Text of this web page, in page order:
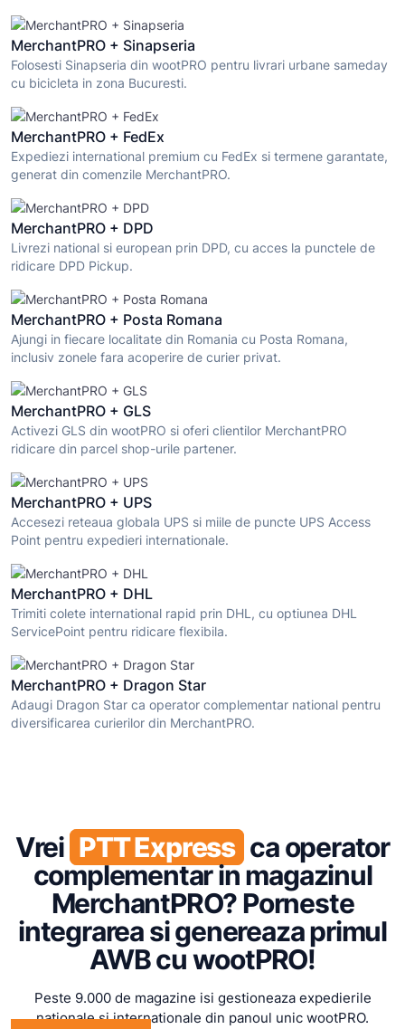
MerchantPRO + Sinapseria
Folosesti Sinapseria din wootPRO pentru livrari urbane sameday
cu bicicleta in zona Bucuresti.
MerchantPRO + FedEx
Expediezi international premium cu FedEx si termene garantate,
generat din comenzile MerchantPRO.
MerchantPRO + DPD
Livrezi national si european prin DPD, cu acces la punctele de
ridicare DPD Pickup.
MerchantPRO + Posta Romana
Ajungi in fiecare localitate din Romania cu Posta Romana,
inclusiv zonele fara acoperire de curier privat.
MerchantPRO + GLS
Activezi GLS din wootPRO si oferi clientilor MerchantPRO
ridicare din parcel shop-urile partener.
MerchantPRO + UPS
Accesezi reteaua globala UPS si miile de puncte UPS Access
Point pentru expedieri internationale.
MerchantPRO + DHL
Trimiti colete international rapid prin DHL, cu optiunea DHL
ServicePoint pentru ridicare flexibila.
MerchantPRO + Dragon Star
Adaugi Dragon Star ca operator complementar national pentru
diversificarea curierilor din MerchantPRO.
Vrei PTT Express ca operator
complementar in magazinul
MerchantPRO? Porneste
integrarea si genereaza primul
AWB cu wootPRO!
Peste 9.000 de magazine isi gestioneaza expedierile
nationale si internationale din panoul unic wootPRO.